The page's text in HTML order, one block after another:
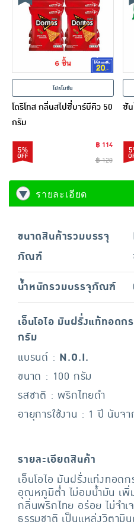
โปรโมชั่น
โดริโทส กลิ่นสไปซี่บาร์บีคิว 50
กรัม
5%
฿ 114
฿ 120
ซั
รายละเอียด
ขนาดสินค้ารวมบรรจุ
ภัณฑ์
น้ำหนักรวมบรรจุภัณฑ์
เอ็นโอไอ มันฝรั่งแท้ทอด
กรัม
แบรนด์ : N.O.I.
ขนาด : 100 กรัม
รสชาติ : พริกไทยดำ
อายุการใช้งาน : 1 ปี นับจ
รายละเอียดสินค้า
เอ็นโอไอ มันฝรั่งแท่งทอ
อุณหภูมิต่ำ ไม่อมน้ำมัน เพิ่
กลิ่นพริกไทย อร่อย ไม่จำ
ธรรมชาติ เป็นแหล่งวิตามิ